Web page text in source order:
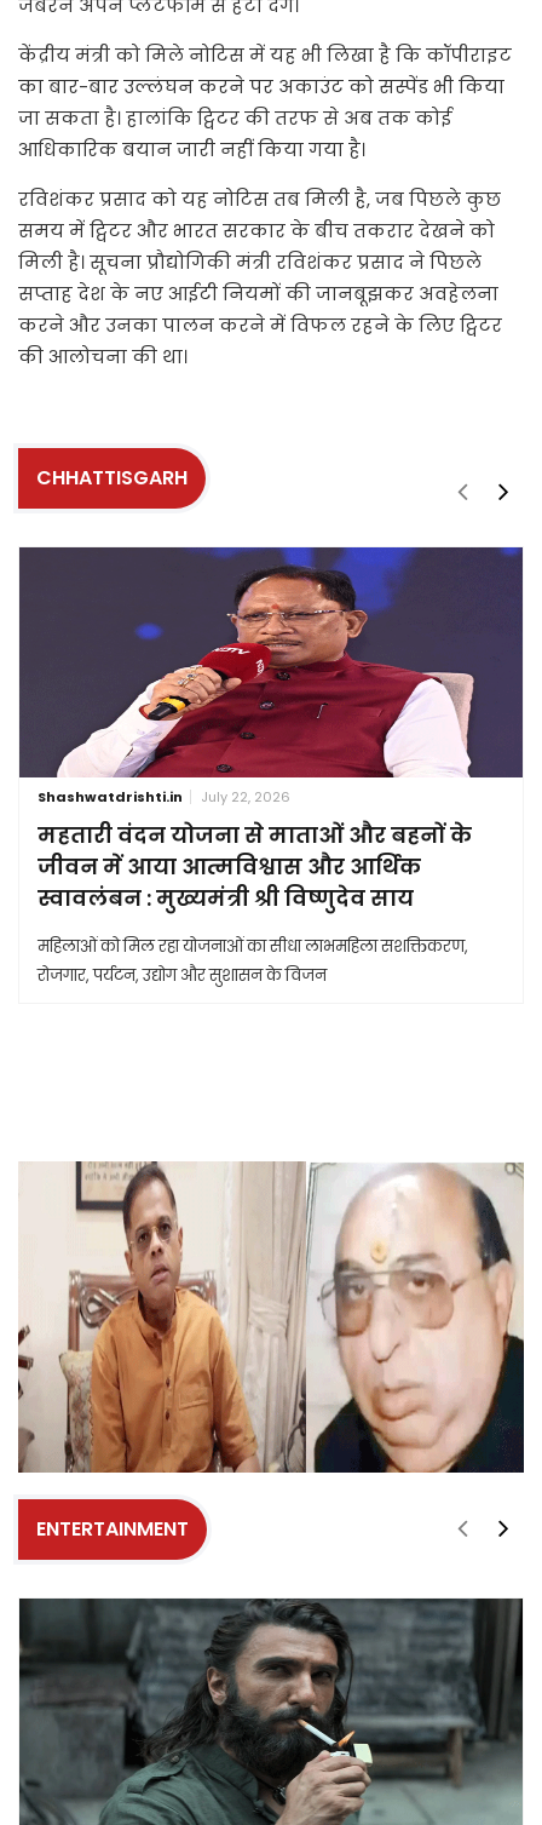
जबरन अपने प्लेटफॉर्म से हटा देंगे।
केंद्रीय मंत्री को मिले नोटिस में यह भी लिखा है कि कॉपीराइट
का बार-बार उल्लंघन करने पर अकाउंट को सस्पेंड भी किया
जा सकता है। हालांकि ट्विटर की तरफ से अब तक कोई
आधिकारिक बयान जारी नहीं किया गया है।
रविशंकर प्रसाद को यह नोटिस तब मिली है, जब पिछले कुछ
समय में ट्विटर और भारत सरकार के बीच तकरार देखने को
मिली है। सूचना प्रौद्योगिकी मंत्री रविशंकर प्रसाद ने पिछले
सप्ताह देश के नए आईटी नियमों की जानबूझकर अवहेलना
करने और उनका पालन करने में विफल रहने के लिए ट्विटर
की आलोचना की था।
CHHATTISGARH
Shashwatdrishti.in July 22, 2026
महतारी वंदन योजना से माताओं और बहनों के
जीवन में आया आत्मविश्वास और आर्थिक
स्वावलंबन : मुख्यमंत्री श्री विष्णुदेव साय
महिलाओं को मिल रहा योजनाओं का सीधा लाभमहिला सशक्तिकरण,
रोजगार, पर्यटन, उद्योग और सुशासन के विजन
ENTERTAINMENT